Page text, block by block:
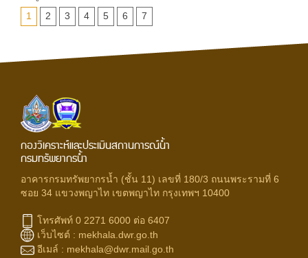
1
2 3 4 5 6 7
กองวิเคราะห์และประเมินสถานการณ์น้ำ
กรมทรัพยากรน้ำ
อาคารกรมทรัพยากรน้ำ (ชั้น 11) เลขที่ 180/3 ถนนพระรามที่ 6
ซอย 34 แขวงพญาไท เขตพญาไท กรุงเทพฯ 10400
โทรศัพท์ 0 2271 6000 ต่อ 6407
เว็บไซต์ : mekhala.dwr.go.th
อีเมล์ : mekhala@dwr.mail.go.th